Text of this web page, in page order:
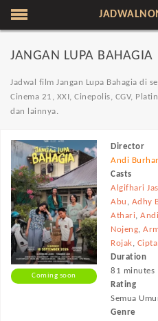
JANGAN LUPA BAHAGIA
Jadwal film Jangan Lupa Bahagia di
Cinema 21, XXI, Cinepolis, CGV,
dan lainnya.
Coming soon
Director
Andi
Casts
Algifhari
Abu , Adhy
Athari,
Nojeng,
Rojak,
Duration
81 minutes
Rating
Semua
Genre